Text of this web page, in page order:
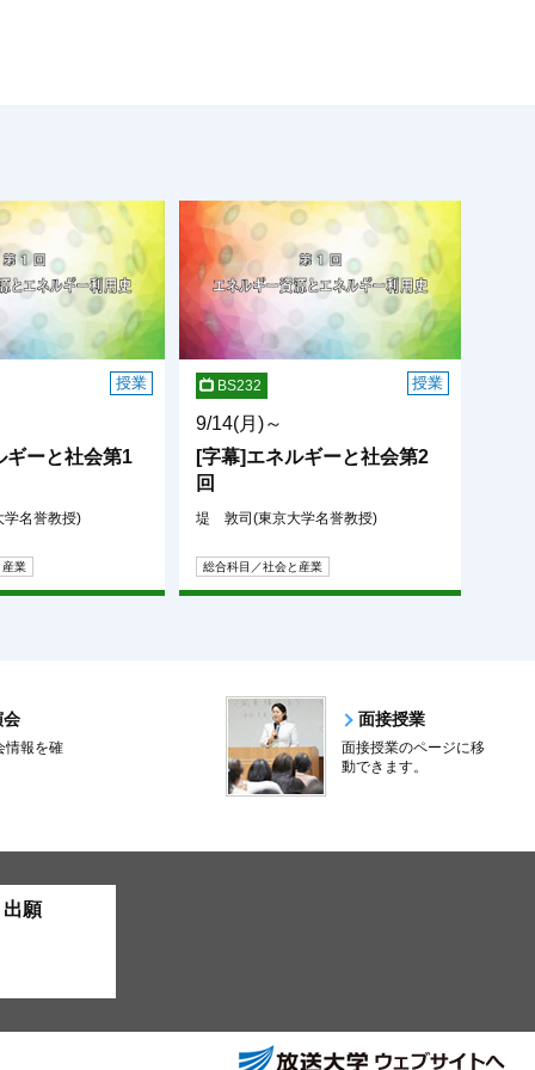
授業
ギーと社会第1
名誉教授)
産業
BS232 授業
9/14(月)～
[字幕]エネルギーと社会第2
回
堤 敦司(東京大学名誉教授)
総合科目／社会と産業
会
情報を確
面接授業
面接授業のページに移
動できます。
願